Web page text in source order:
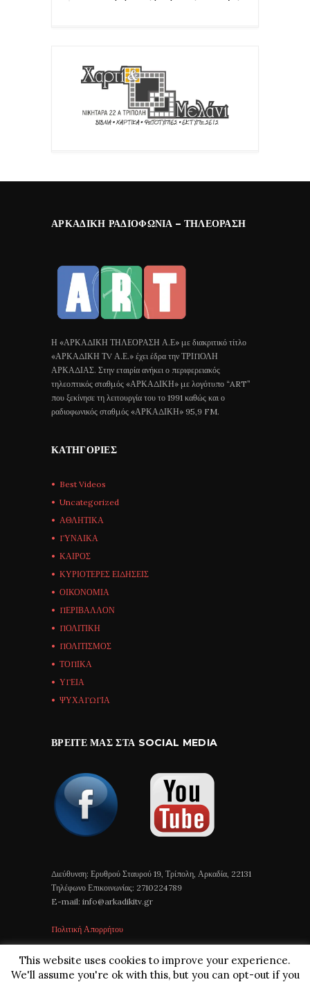
ΑΡΚΑΔΙΚΉ ΡΑΔΙΟΦΩΝΊΑ – ΤΗΛΕΌΡΑΣΗ
Η «ΑΡΚΑΔΙΚΗ ΤΗΛΕΟΡΑΣΗ Α.Ε» με διακριτικό τίτλο
«ΑΡΚΑΔΙΚΗ ΤV Α.Ε.» έχει έδρα την ΤΡΙΠΟΛΗ
ΑΡΚΑΔΙΑΣ. Στην εταιρία ανήκει ο περιφερειακός
τηλεοπτικός σταθμός «ΑΡΚΑΔΙΚΗ» με λογότυπο “ART”
που ξεκίνησε τη λειτουργία του το 1991 καθώς και ο
ραδιοφωνικός σταθμός «ΑΡΚΑΔΙΚΗ» 95,9 FM.
ΚΑΤΗΓΟΡΊΕΣ
Best Videos
Uncategorized
ΑΘΛΗΤΙΚΑ
ΓΥΝΑΙΚΑ
ΚΑΙΡΟΣ
ΚΥΡΙΟΤΕΡΕΣ ΕΙΔΗΣΕΙΣ
ΟΙΚΟΝΟΜΙΑ
ΠΕΡΙΒΑΛΛΟΝ
ΠΟΛΙΤΙΚΗ
ΠΟΛΙΤΙΣΜΟΣ
ΤΟΠΙΚΑ
ΥΓΕΙΑ
ΨΥΧΑΓΩΓΙΑ
ΒΡΕΊΤΕ ΜΑΣ ΣΤΑ SOCIAL MEDIA
Διεύθυνση: Ερυθρού Σταυρού 19, Τρίπολη, Αρκαδία, 22131
Τηλέφωνο Επικοινωνίας: 2710224789
E-mail: info@arkadikitv.gr
Πολιτική Απορρήτου
This website uses cookies to improve your experience.
We'll assume you're ok with this, but you can opt-out if you